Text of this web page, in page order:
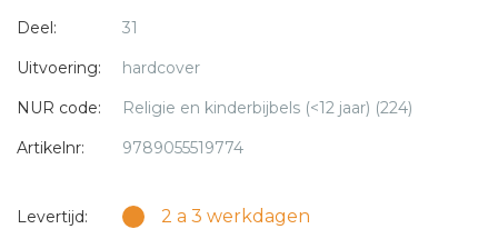
Hij maakt samen met zijn vrouw een plan
om de pastoor achter slot en grendel
Deel:
31
Uitvoering:
hardcover
NUR code:
Religie en kinderbijbels (<12 jaar) (224)
Artikelnr:
9789055519774
Levertijd: 2 a 3 werkdagen